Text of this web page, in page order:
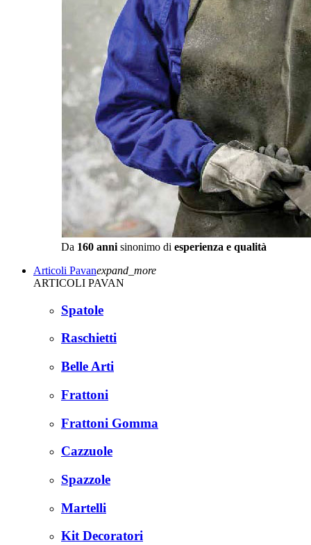
Da 160 anni sinonimo di esperienza e qualità
Articoli Pavanexpand_more
ARTICOLI PAVAN
Spatole
Raschietti
Belle Arti
Frattoni
Frattoni Gomma
Cazzuole
Spazzole
Martelli
Kit Decoratori